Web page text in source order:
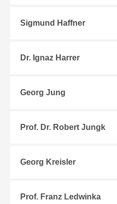
Sigmund Haffner
Dr. Ignaz Harrer
Georg Jung
Prof. Dr. Robert Jungk
Georg Kreisler
Prof. Franz Ledwinka